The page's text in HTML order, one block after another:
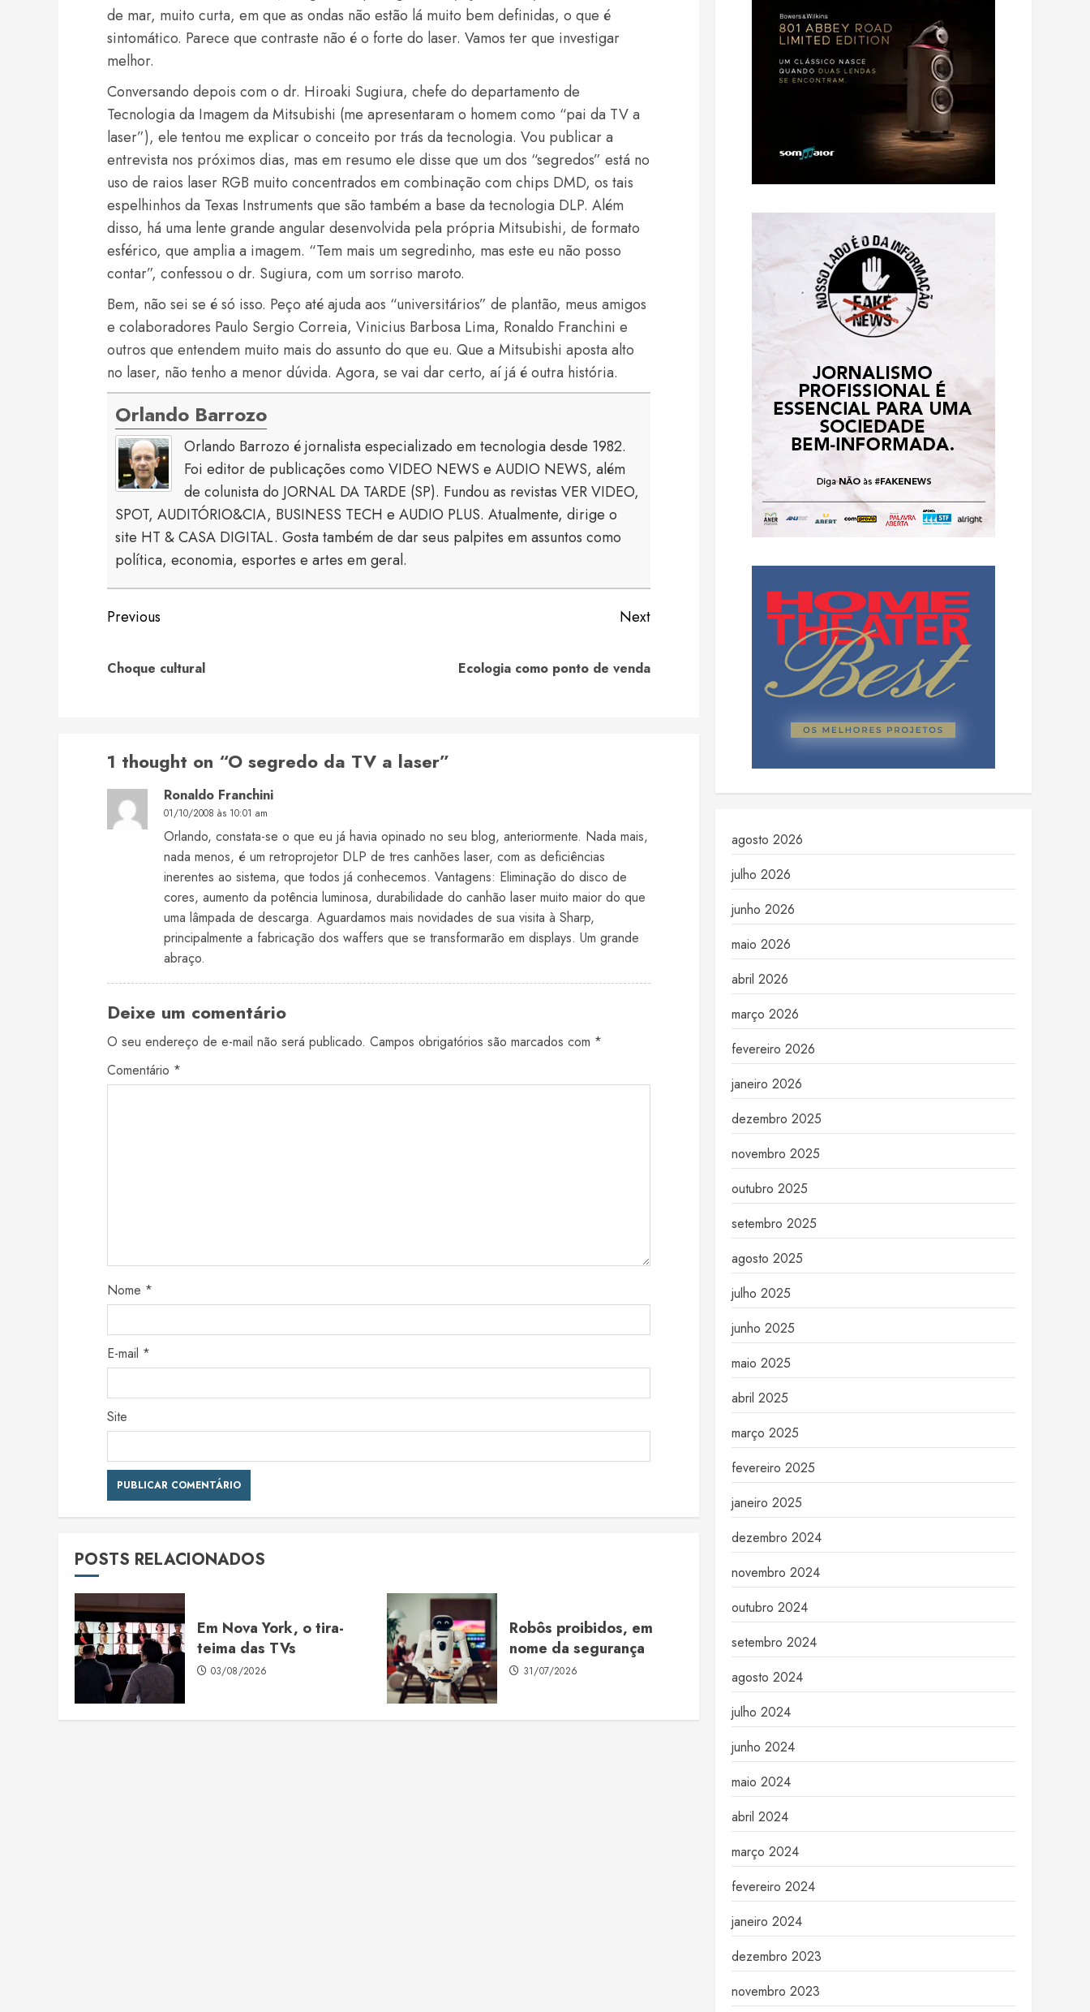
de mar, muito curta, em que as ondas não estão lá muito bem definidas, o que é
sintomático. Parece que contraste não é o forte do laser. Vamos ter que investigar
melhor.
Conversando depois com o dr. Hiroaki Sugiura, chefe do departamento de
Tecnologia da Imagem da Mitsubishi (me apresentaram o homem como “pai da TV a
laser”), ele tentou me explicar o conceito por trás da tecnologia. Vou publicar a
entrevista nos próximos dias, mas em resumo ele disse que um dos “segredos” está no
uso de raios laser RGB muito concentrados em combinação com chips DMD, os tais
espelhinhos da Texas Instruments que são também a base da tecnologia DLP. Além
disso, há uma lente grande angular desenvolvida pela própria Mitsubishi, de formato
esférico, que amplia a imagem. “Tem mais um segredinho, mas este eu não posso
contar”, confessou o dr. Sugiura, com um sorriso maroto.
Bem, não sei se é só isso. Peço até ajuda aos “universitários” de plantão, meus amigos
e colaboradores Paulo Sergio Correia, Vinicius Barbosa Lima, Ronaldo Franchini e
outros que entendem muito mais do assunto do que eu. Que a Mitsubishi aposta alto
no laser, não tenho a menor dúvida. Agora, se vai dar certo, aí já é outra história.
Orlando Barrozo
Orlando Barrozo é jornalista especializado em tecnologia desde 1982.
Foi editor de publicações como VIDEO NEWS e AUDIO NEWS, além
de colunista do JORNAL DA TARDE (SP). Fundou as revistas VER VIDEO,
SPOT, AUDITÓRIO&CIA, BUSINESS TECH e AUDIO PLUS. Atualmente, dirige o
site HT & CASA DIGITAL. Gosta também de dar seus palpites em assuntos como
política, economia, esportes e artes em geral.
Continue
Reading
Previous
Choque cultural
Next
Ecologia como ponto de venda
1 thought on “O segredo da TV a laser”
Ronaldo Franchini
01/10/2008 às 10:01 am
Orlando, constata-se o que eu já havia opinado no seu blog, anteriormente. Nada mais,
nada menos, é um retroprojetor DLP de tres canhões laser, com as deficiências
inerentes ao sistema, que todos já conhecemos. Vantagens: Eliminação do disco de
cores, aumento da potência luminosa, durabilidade do canhão laser muito maior do que
uma lâmpada de descarga. Aguardamos mais novidades de sua visita à Sharp,
principalmente a fabricação dos waffers que se transformarão em displays. Um grande
abraço.
Deixe um comentário
O seu endereço de e-mail não será publicado. Campos obrigatórios são marcados com *
Comentário *
Nome *
E-mail *
Site
POSTS RELACIONADOS
Em Nova York, o tira-
teima das TVs
03/08/2026
Robôs proibidos, em
nome da segurança
31/07/2026
agosto 2026
julho 2026
junho 2026
maio 2026
abril 2026
março 2026
fevereiro 2026
janeiro 2026
dezembro 2025
novembro 2025
outubro 2025
setembro 2025
agosto 2025
julho 2025
junho 2025
maio 2025
abril 2025
março 2025
fevereiro 2025
janeiro 2025
dezembro 2024
novembro 2024
outubro 2024
setembro 2024
agosto 2024
julho 2024
junho 2024
maio 2024
abril 2024
março 2024
fevereiro 2024
janeiro 2024
dezembro 2023
novembro 2023